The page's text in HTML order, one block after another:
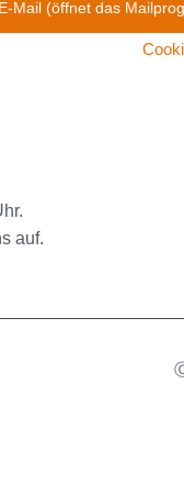
auf.
E-Mail (öffnet das